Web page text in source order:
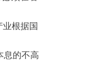
根据国
息的不高